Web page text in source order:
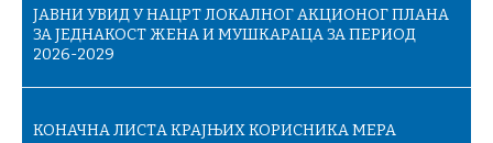
ЈАВНИ УВИД У НАЦРТ ЛОКАЛНОГ АКЦИОНОГ ПЛАНА
ЗА ЈЕДНАКОСТ ЖЕНА И МУШКАРАЦА ЗА ПЕРИОД
2026-2029
КОНАЧНA ЛИСТA КРАЈЊИХ КОРИСНИКА МЕРА